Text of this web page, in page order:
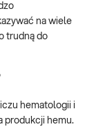
na wiele
trudną do
hematologii i
produkcji hemu.